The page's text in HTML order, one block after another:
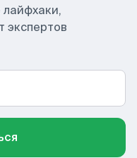
экспертов